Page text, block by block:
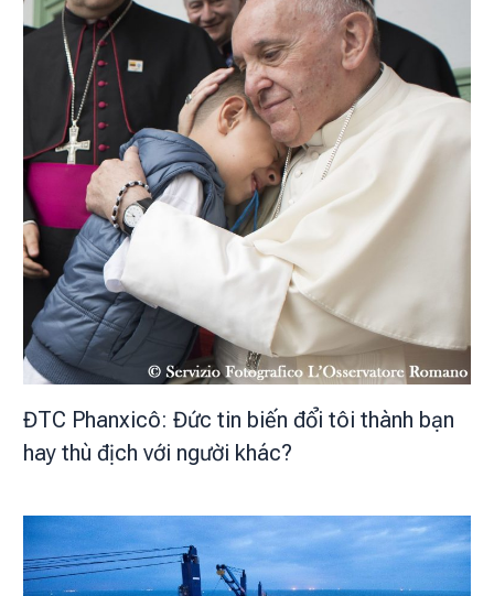
ĐTC Phanxicô: Đức tin biến đổi tôi thành bạn
hay thù địch với người khác?